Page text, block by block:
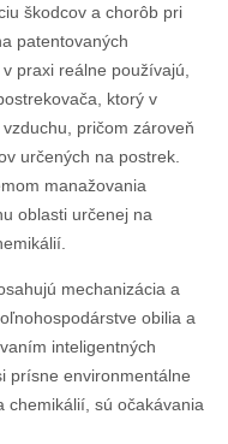
škodcov a chorôb pri
patentovaných
praxi reálne používajú,
ktorý v
pričom zároveň
určených na postrek.
manažovania
oblasti určenej na
mechanizácia a
obilia a
inteligentných
prísne environmentálne
chemikálií, sú očakávania